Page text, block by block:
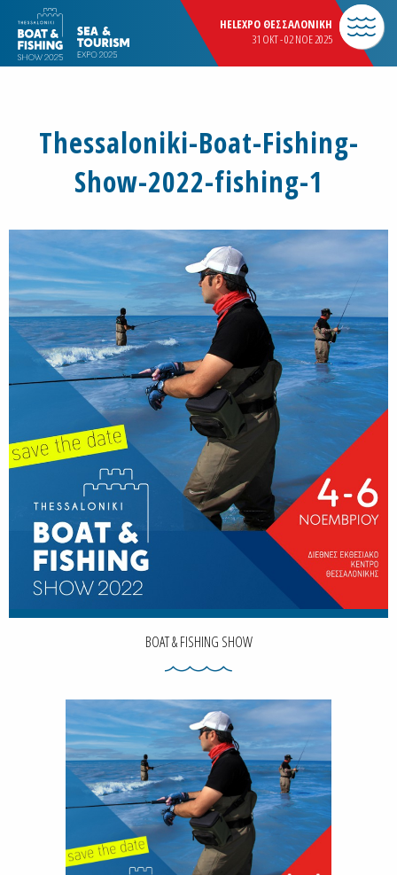
HELEXPO ΘΕΣΣΑΛΟΝΙΚΗ
31 OKT - 02 NOE 2025
Thessaloniki-Boat-Fishing-
Show-2022-fishing-1
BOAT & FISHING SHOW